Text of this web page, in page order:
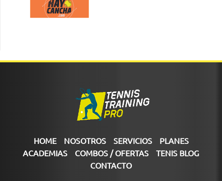
HOME NOSOTROS SERVICIOS
PLANES
ACADEMIAS
COMBOS / OFERTAS
TENIS BLOG
CONTACTO